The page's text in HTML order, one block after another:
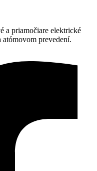
a priamočiare elektrické
prevedení.